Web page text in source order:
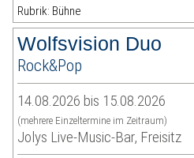
Rubrik: Bühne
Wolfsvision Duo
Rock&Pop
14.08.2026 bis 15.08.2026
(mehrere Einzeltermine im Zeitraum)
Jolys Live-Music-Bar, Freisitz